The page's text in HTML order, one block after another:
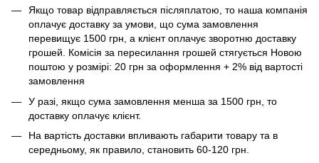
Якщо товар відправляється післяплатою, то наша компанія
оплачує доставку за умови, що сума замовлення
перевищує 1500 грн, а клієнт оплачує зворотню доставку
грошей. Комісія за пересилання грошей стягується Новою
поштою у розмірі: 20 грн за оформлення + 2% від вартості
замовлення
У разі, якщо сума замовлення менша за 1500 грн, то
доставку оплачує клієнт.
На вартість доставки впливають габарити товару та в
середньому, як правило, становить 60-120 грн.